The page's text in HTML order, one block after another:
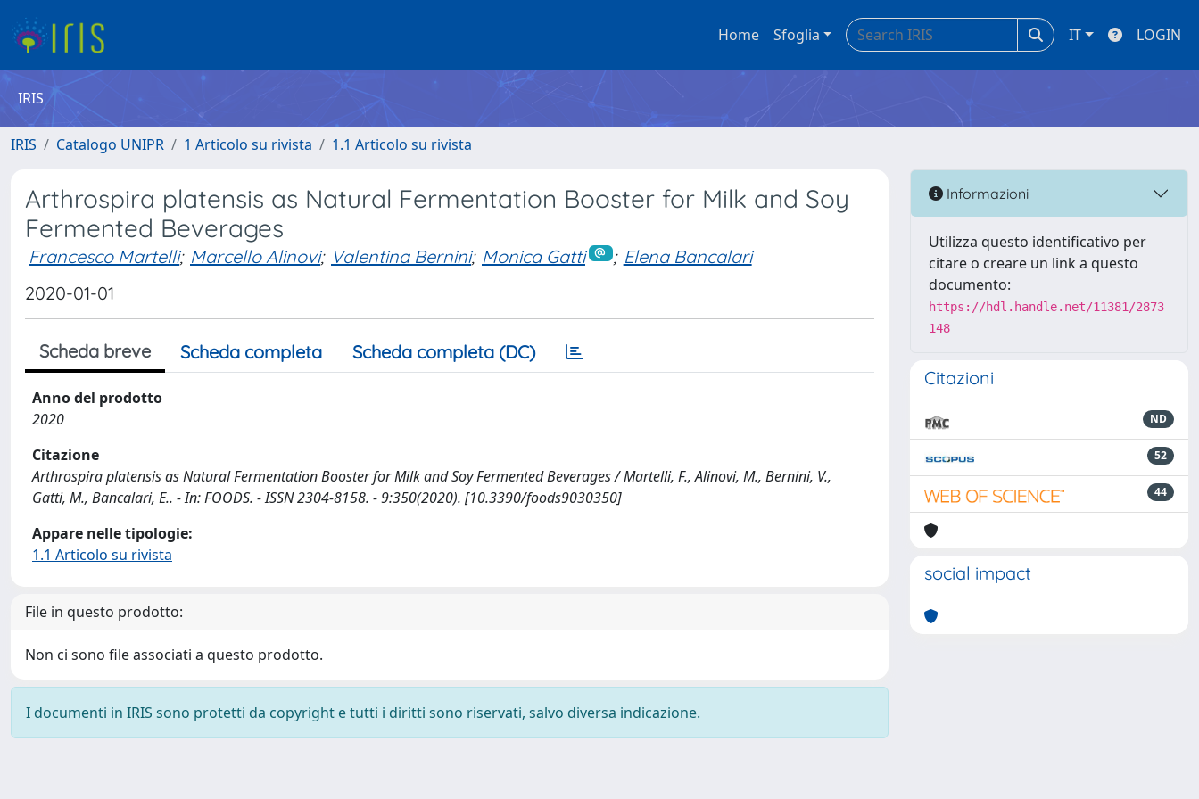
Home Sfoglia IT LOGIN
IRIS
IRIS Catalogo UNIPR 1 Articolo su rivista 1.1 Articolo su rivista
Arthrospira platensis as Natural Fermentation Booster for Milk and Soy
Fermented Beverages
Francesco Martelli; Marcello Alinovi; Valentina Bernini; Monica Gatti ; Elena Bancalari
2020-01-01
Scheda breve Scheda completa Scheda completa (DC)
Anno del prodotto
2020
Citazione
Arthrospira platensis as Natural Fermentation Booster for Milk and Soy Fermented Beverages / Martelli, F., Alinovi, M., Bernini, V.,
Gatti, M., Bancalari, E.. - In: FOODS. - ISSN 2304-8158. - 9:350(2020). [10.3390/foods9030350]
Appare nelle tipologie:
1.1 Articolo su rivista
File in questo prodotto:
Non ci sono file associati a questo prodotto.
I documenti in IRIS sono protetti da copyright e tutti i diritti sono riservati, salvo diversa indicazione.
Informazioni
Utilizza questo identificativo per
citare o creare un link a questo
documento:
https://hdl.handle.net/11381/2873
148
Citazioni
ND
52
44
social impact